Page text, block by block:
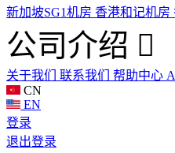
新加坡SG1机房 香港和记机房
公司介绍
关于我们 联系我们 帮助中心
CN
EN
登录
退出登录